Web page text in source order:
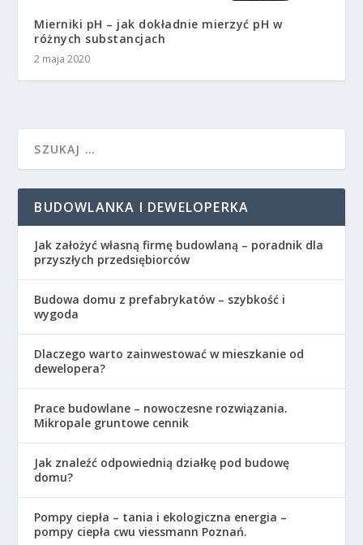
Mierniki pH – jak dokładnie mierzyć pH w
różnych substancjach
2 maja 2020
BUDOWLANKA I DEWELOPERKA
Jak założyć własną firmę budowlaną – poradnik dla
przyszłych przedsiębiorców
Budowa domu z prefabrykatów – szybkość i
wygoda
Dlaczego warto zainwestować w mieszkanie od
dewelopera?
Prace budowlane – nowoczesne rozwiązania.
Mikropale gruntowe cennik
Jak znaleźć odpowiednią działkę pod budowę
domu?
Pompy ciepła – tania i ekologiczna energia –
pompy ciepła cwu viessmann Poznań.